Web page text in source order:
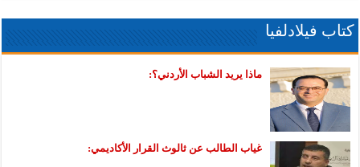
كتاب فيلادلفيا
ماذا يريد الشباب الأردني؟:
غياب الطالب عن ثالوث القرار الأكاديمي: